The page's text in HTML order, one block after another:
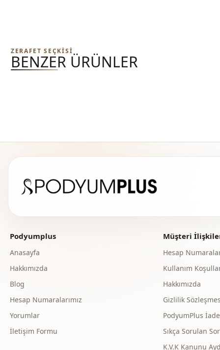
ZERAFET SEÇKISI
BENZER ÜRÜNLER
Podyumplus
Anasayfa
Hakkımızda
Blog
Hesap Numaralarımız
Yorumlar
İletişim Formu
Müşteri
Hesap
Kullanım
Hakkımızda
Gizlilik
PodyumPlus
Sıkça Sorulan
K.V.K Kanunu